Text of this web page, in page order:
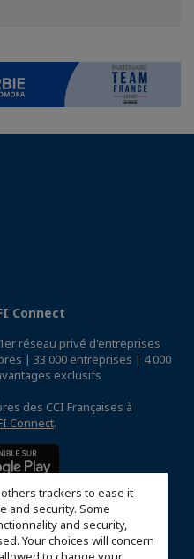
trackers to ease it
and security. Some
and security,
Your choices will concern
Connect
réseau privé d'entreprises
| 33 000 entreprises | 4 000
exclusifs
des CCI Françaises à
Connect.